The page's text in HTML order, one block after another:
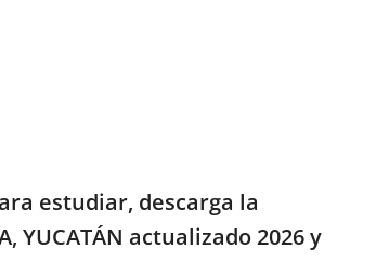
estudiar, descarga la
YUCATÁN actualizado 2026 y